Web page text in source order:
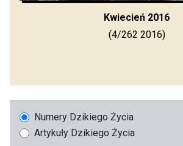
Kwiecień 2016
(4/262 2016)
Numery Dzikiego Życia
Artykuły Dzikiego Życia